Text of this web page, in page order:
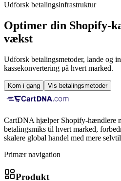
Udforsk betalingsinfrastruktur
Optimer din Shopify-
vækst
Udforsk betalingsmetoder, lande og
kassekonvertering på hvert marked.
Kom i gang Vis betalingsmetoder
CartDNA hjælper Shopify-hændlere
betalingsmiks til hvert marked,
skalere global handel med mere
Primær navigation
Produkt